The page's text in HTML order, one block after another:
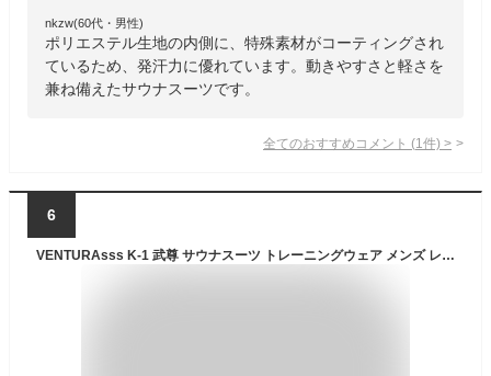
nkzw(60代・男性)
ポリエステル生地の内側に、特殊素材がコーティングされ
ているため、発汗力に優れています。動きやすさと軽さを
兼ね備えたサウナスーツです。
全てのおすすめコメント (1 件) >
6
VENTURAsss K-1 武尊 サウナスーツ トレーニングウェア メンズ レディース 上下セット 洗濯可 (黒, S)